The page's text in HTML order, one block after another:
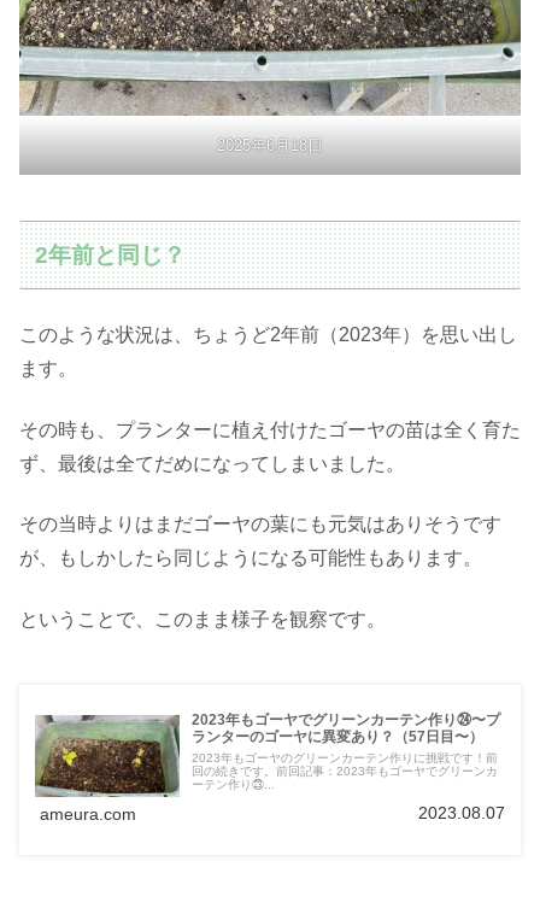
2025年6月18日
2年前と同じ？
このような状況は、ちょうど2年前（2023年）を思い出し
ます。
その時も、プランターに植え付けたゴーヤの苗は全く育た
ず、最後は全てだめになってしまいました。
その当時よりはまだゴーヤの葉にも元気はありそうです
が、もしかしたら同じようになる可能性もあります。
ということで、このまま様子を観察です。
2023年もゴーヤでグリーンカーテン作り㉔〜プ
ランターのゴーヤに異変あり？（57日目〜）
2023年もゴーヤのグリーンカーテン作りに挑戦です！前
回の続きです。前回記事：2023年もゴーヤでグリーンカ
ーテン作り㉓...
ameura.com 2023.08.07